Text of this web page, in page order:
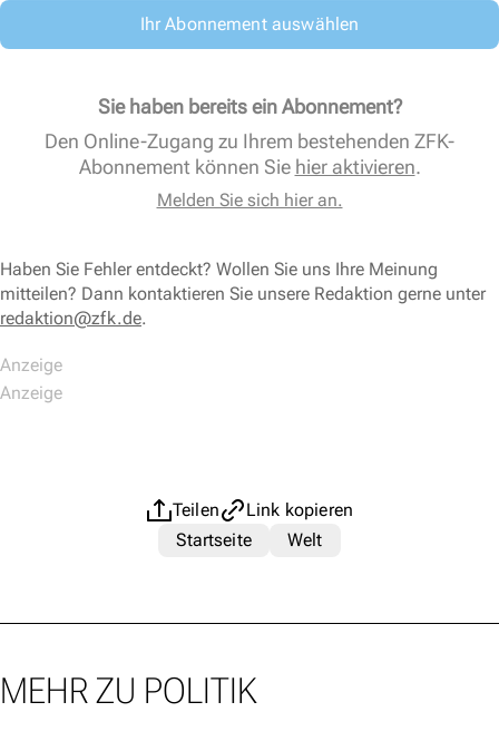
Ihr Abonnement auswählen
Sie haben bereits ein Abonnement?
Den Online-Zugang zu Ihrem bestehenden ZFK-
Abonnement können Sie hier aktivieren.
Melden Sie sich hier an.
Haben Sie Fehler entdeckt? Wollen Sie uns Ihre Meinung
mitteilen? Dann kontaktieren Sie unsere Redaktion gerne unter
redaktion@zfk.de.
Teilen
Link kopieren
Startseite
Welt
MEHR ZU POLITIK